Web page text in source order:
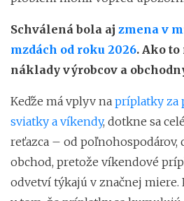
Schválená bola aj zmena v
mzdách od roku 2026. Ako
náklady výrobcov a
Keďže má vplyv na príplatky za
sviatky a víkendy, dotkne sa
reťazca – od poľnohospodárov,
obchod, pretože víkendové
odvetví týkajú v značnej miere.